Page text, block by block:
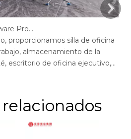
Jiangmen Digao Hardware Products Company
proporcionamos silla de oficina
almacenamiento de la
escritorio de oficina ejecutivo,